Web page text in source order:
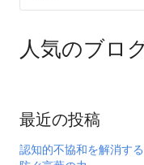
人気のブロ
最近の投稿
認知的不協和を解消す